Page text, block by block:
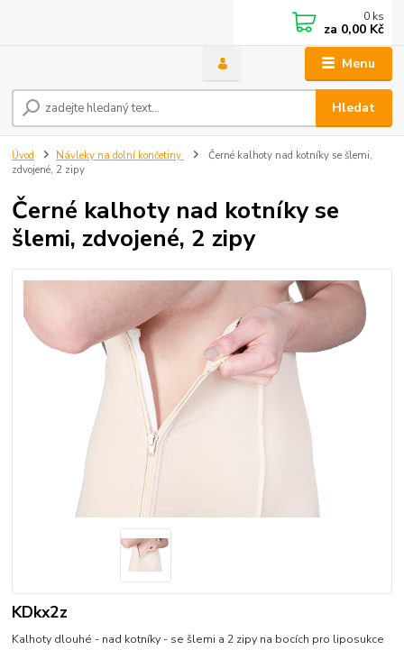
Menu
Hledat
0 ks
za 0,00 Kč
Úvod Návleky na dolní končetiny
Černé kalhoty nad kotníky se šlemi,
zdvojené, 2 zipy
Černé kalhoty nad kotníky se
šlemi, zdvojené, 2 zipy
KDkx2z
Kalhoty dlouhé - nad kotníky - se šlemi a 2 zipy na bocích pro liposukce